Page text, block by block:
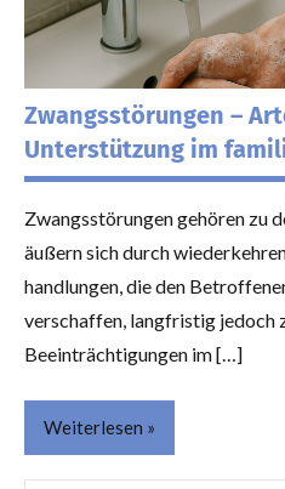
Zwangsstörungen –
Unterstützung im
Zwangsstörungen gehören zu
äußern sich durch
handlungen, die den
verschaffen, langfristig jedoch
Beeinträchtigungen im […]
Weiterlesen